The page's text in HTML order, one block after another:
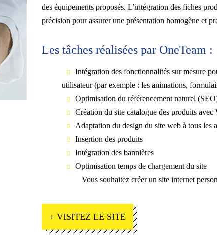
des équipements proposés. L’intégration des fiches
précision pour assurer une présentation homogène et
Les tâches réalisées par OneTeam :
Intégration des fonctionnalités sur mesure
utilisateur (par exemple : les animations,
Optimisation du référencement naturel
Création du site catalogue des produits avec
Adaptation du design du site web à tous les
Insertion des produits
Intégration des bannières
Optimisation temps de chargement du site
Vous souhaitez créer un site internet
+ VISITEZ LE SITE